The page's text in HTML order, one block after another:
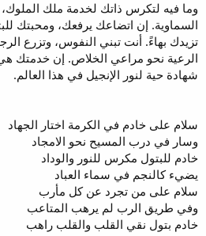
وما فيه لتكرس ذاتك لخدمة ملك الملوك،
السماوية. إن اتضاعك يرفعك، ومحبتك
تزيدك بهاءً. أنت تبني النفوس، وتزرع
الرعية نحو مراعي الخلاص. إن خدمتك
شهادة حية لنور الإنجيل في هذا العالم.
سلام على خادم في الكرمة اختار الجهاد
وسار في درب المسيح نحو الامجاد
خادم للبتول مكرس للنور والوداد
يضيء كالنجم في سماء العباد
سلام على من تجرد عن كل مأرب
وفي طريق الرب لم يرهب المتاعب
خادم بتول نقي القلب والقلب راهب